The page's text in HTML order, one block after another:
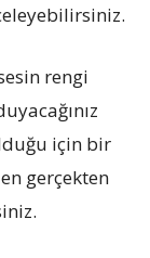
rengi
için bir
gerçekten